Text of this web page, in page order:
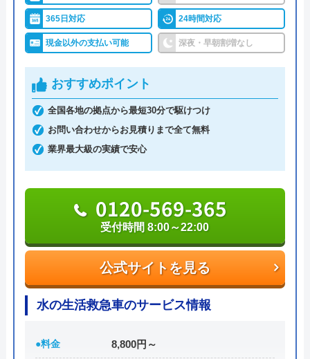
対応エリア
対応エリア詳
細
北区のトイレ詰まり・水漏れ修理は町
の水道屋イースマイル｜水道局指定店
イースマイルのクチコミ on
4.1 （198
りえP
2 か月前
イースマイルさんに依頼して大正解でした！
う間に解決。スタッフの方も非常に丁寧で、
ハウスラボホームは全国各地に拠点を構えている水
道修理業者です。トイレ、キッチン、浴室などの水
まわりトラブル全般に対応しており、作業料金が
6,600円からとお手頃価格で提供をしています。
万が一、水まわりに問題が発生した場合は、最短20
分でお客様の元にスタッフが駆けつけます。出張見
積もりキャンセルは0円、深夜早朝でも割増料金は
一切ありません。業務や知識の習得のために厳しい
自社研修を実施しているため、技術には問題ないよ
トラブルの原因や作業例などが分かりやすく記載さ
れており、依頼の際も安心できますね。候補のひと
つにしてみてください。
伝えると作業料金が2,000円割引になるWEB割があ
365日対応 24時間対応
現金以外の支払い可能 深夜・早朝割増なし
おすすめポイント
全国各地の拠点から最短30分で駆けつけ
お問い合わせからお見積りまで全て無料
業界最大級の実績で安心
公式サイトを見る
0120-569-365
受付時間 8:00～22:00
水の生活救急車のサービス情報
●料金 8,800円～